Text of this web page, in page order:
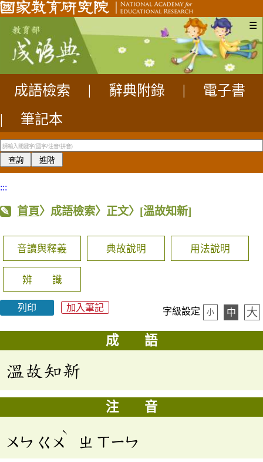
☰
成語檢索 辭典附錄
電子書
|
筆記本
:::
首頁〉成語檢索〉正文〉 [溫故知新]
音讀與釋義 典故說明 用法說明
辨 識
列印 加入筆記 字級設定 小 中 大
成 語
溫故知新
注 音
ㄨㄣ ㄍㄨ
ˋ
ㄓ ㄒㄧㄣ